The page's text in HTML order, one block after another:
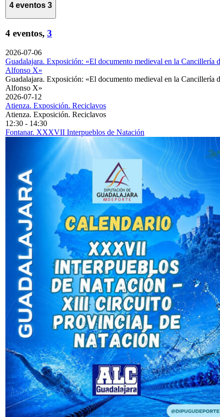
4 eventos 3
4 eventos, 3
2026-07-06
Guadalajara. Exposición: «El documento medieval en la Cancillería
Alfonso X»
Guadalajara. Exposición: «El documento medieval en la Cancillería
Alfonso X»
2026-07-12
Atienza. Exposición. Reciclavos
Atienza. Exposición. Reciclavos
12:30 - 14:30
Fontanar. XXXVII Interpueblos de Natación